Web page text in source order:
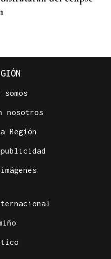
una andaina
somos
nosotros
Región